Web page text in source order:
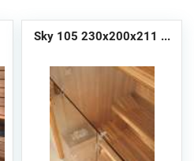
Sky 105 230x200x211 ...